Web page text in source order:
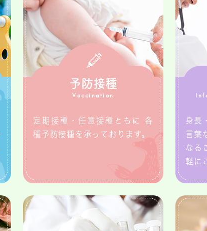
予防接種
Vaccination
定期接種・任意接種ともに 各
種予防接種を承っております。
身長
言葉
なる
軽に